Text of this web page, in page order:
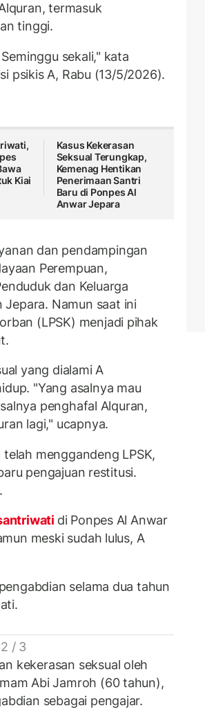
termasuk
tinggi.
sekali," kata
psikis A, Rabu (13/5/2026).
Kiai
Kasus Kekerasan
Seksual Terungkap,
Kemenag Hentikan
Penerimaan Santri
Baru di Ponpes Al
Anwar Jepara
dan pendampingan
Perempuan,
dan Keluarga
Jepara. Namun saat ini
(LPSK) menjadi pihak
yang dialami A
"Yang asalnya mau
penghafal Alquran,
lagi," ucapnya.
menggandeng LPSK,
pengajuan restitusi.
di Ponpes Al Anwar
meski sudah lulus, A
selama dua tahun
/ 3
kekerasan seksual oleh
Abi Jamroh (60 tahun),
sebagai pengajar.